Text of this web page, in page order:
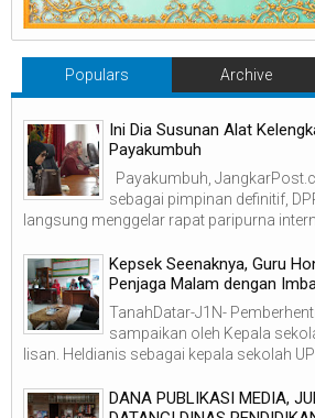
Populars Archive
Ini Dia Susunan Alat
Payakumbuh
Payakumbuh,
sebagai pimpinan definitif,
langsung menggelar rapat paripurna
Kepsek Seenaknya, Guru
Penjaga Malam dengan
TanahDatar-J1N-
sampaikan oleh Kepala
lisan. Heldianis sebagai kepala sekolah
DANA PUBLIKASI MEDIA,